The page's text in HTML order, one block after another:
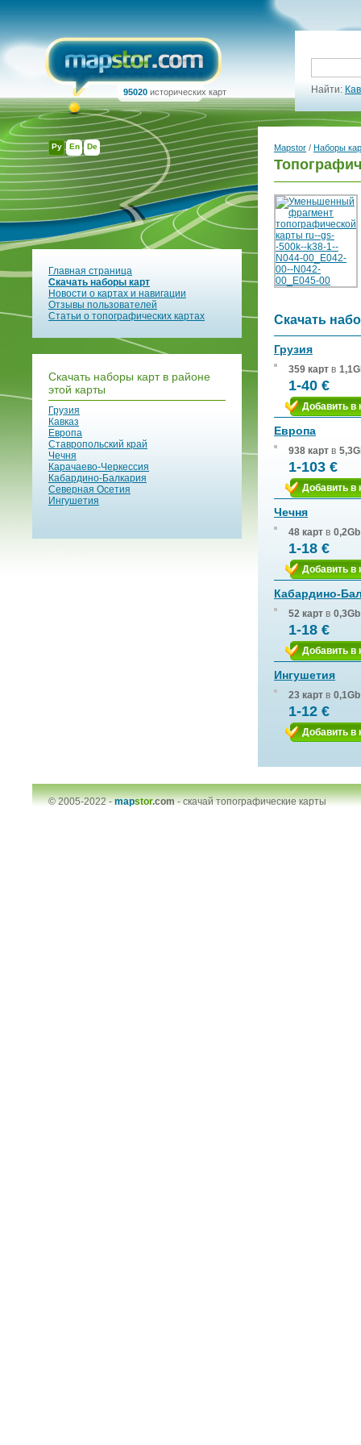
Ру En De
95020 исторических карт Найти:
Главная страница
Скачать наборы карт
Новости о картах и навигации
Отзывы пользователей
Статьи о топографических картах
Скачать наборы карт в районе
этой карты
Грузия
Кавказ
Европа
Ставропольский край
Чечня
Карачаево-Черкессия
Кабардино-Балкария
Северная Осетия
Ингушетия
Mapstor / Наборы
Скачать
Грузия
359 карт в
1-40 €
Добавить в
Европа
938 карт в
1-103 €
Добавить в
Чечня
48 карт в 0,2Gb
1-18 €
Добавить в
Кабардино-
52 карт в 0,3Gb
1-18 €
Добавить в
Ингушетия
23 карт в 0,1Gb
1-12 €
Добавить в
© 2005-2022 -mapstor.com-скачай топографические карты